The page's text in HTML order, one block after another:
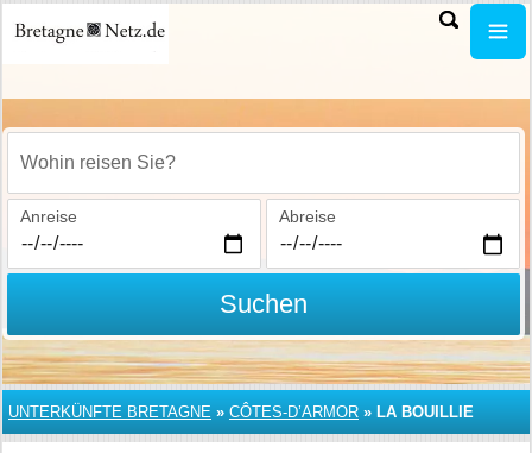
Wohin reisen Sie?
Anreise Abreise
Suchen
UNTERKÜNFTE BRETAGNE » CÔTES-D’ARMOR » LA BOUILLIE